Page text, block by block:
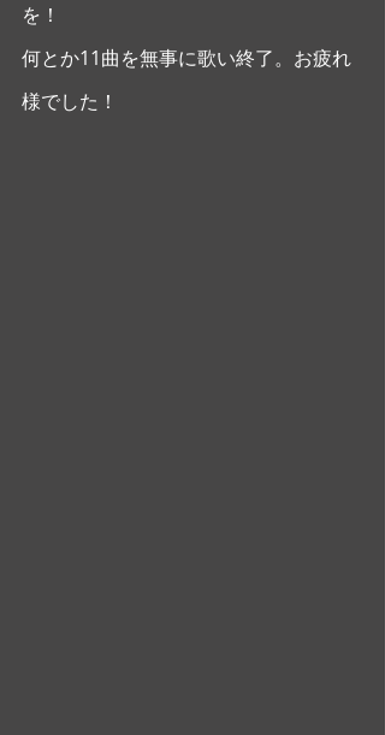
を！
何とか11曲を無事に歌い終了。お疲れ
様でした！